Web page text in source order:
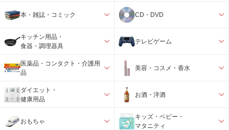
本・雑誌・コミック CD・DVD
キッチン用品・
食器・調理器具
テレビゲーム
医薬品・コンタクト・介護用
品
美容・コスメ・香水
ダイエット・
健康用品
お酒・洋酒
おもちゃ
キッズ・ベビー・
マタニティ